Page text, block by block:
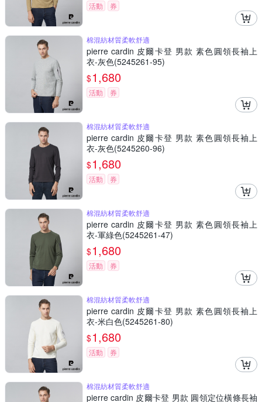
活動 券
棉混紡材質柔軟舒適
pierre cardin 皮爾卡登 男款 素色圓領長袖上
衣-灰色(5245261-95)
$1,680
活動 券
棉混紡材質柔軟舒適
pierre cardin 皮爾卡登 男款 素色圓領長袖上
衣-灰色(5245260-96)
$1,680
活動 券
棉混紡材質柔軟舒適
pierre cardin 皮爾卡登 男款 素色圓領長袖上
衣-軍綠色(5245261-47)
$1,680
活動 券
棉混紡材質柔軟舒適
pierre cardin 皮爾卡登 男款 素色圓領長袖上
衣-米白色(5245261-80)
$1,680
活動 券
棉混紡材質柔軟舒適
pierre cardin 皮爾卡登 男款 圓領定位橫條長袖